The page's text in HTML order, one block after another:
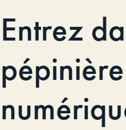
Entrez
pépinière